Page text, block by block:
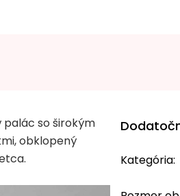
palác so širokým
obklopený
Kategória: